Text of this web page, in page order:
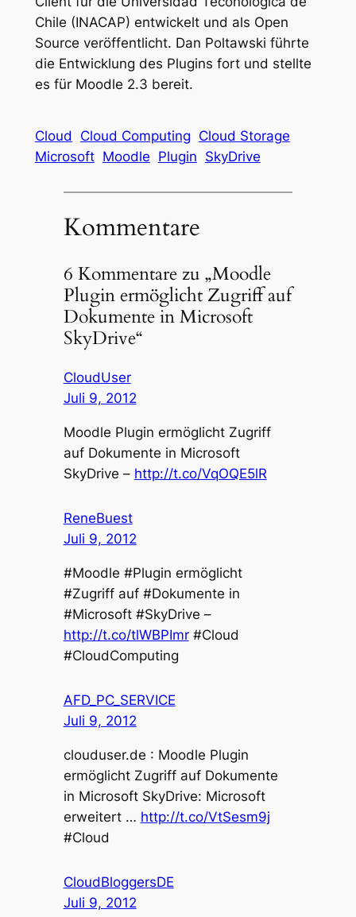
Chile (INACAP) entwickelt und als Open
Source veröffentlicht. Dan Poltawski führte
die Entwicklung des Plugins fort und stellte
es für Moodle 2.3 bereit.
Cloud Cloud Computing Cloud Storage
Microsoft Moodle Plugin SkyDrive
Kommentare
6 Kommentare zu „Moodle
Plugin ermöglicht Zugriff auf
Dokumente in Microsoft
SkyDrive“
CloudUser
Juli 9, 2012
Moodle Plugin ermöglicht Zugriff
auf Dokumente in Microsoft
SkyDrive – http://t.co/VqOQE5lR
ReneBuest
Juli 9, 2012
#Moodle #Plugin ermöglicht
#Zugriff auf #Dokumente in
#Microsoft #SkyDrive –
http://t.co/tlWBPImr#Cloud
#CloudComputing
AFD_PC_SERVICE
Juli 9, 2012
clouduser.de : Moodle Plugin
ermöglicht Zugriff auf Dokumente
in Microsoft SkyDrive: Microsoft
erweitert … http://t.co/VtSesm9j
#Cloud
CloudBloggersDE
Juli 9, 2012